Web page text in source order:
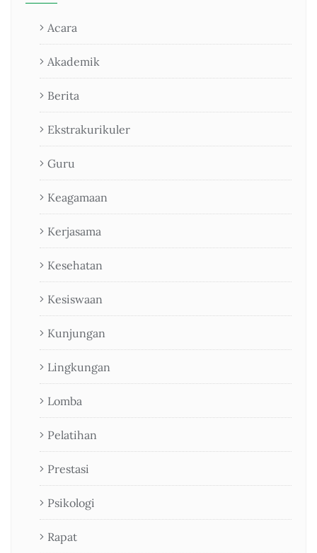
Acara
Akademik
Berita
Ekstrakurikuler
Guru
Keagamaan
Kerjasama
Kesehatan
Kesiswaan
Kunjungan
Lingkungan
Lomba
Pelatihan
Prestasi
Psikologi
Rapat